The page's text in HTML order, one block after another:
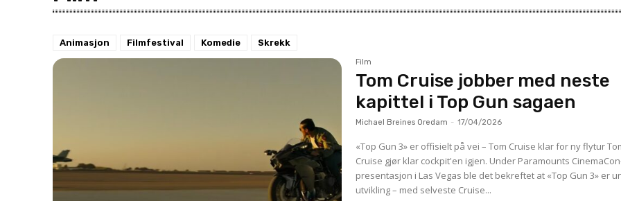
Animasjon Filmfestival Komedie Skrekk
Film
Tom Cruise jobber med neste
kapittel i Top Gun sagaen
Michael Breines Oredam - 17/04/2026
«Top Gun 3» er offisielt på vei – Tom Cruise klar for ny flytur Tom
Cruise gjør klar cockpit'en igjen. Under Paramounts
presentasjon i Las Vegas ble det bekreftet at «Top Gun 3» er
utvikling – med selveste Cruise...